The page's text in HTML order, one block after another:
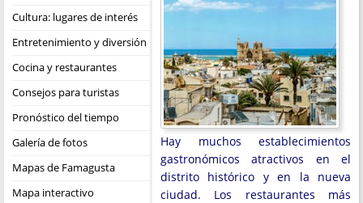
Cultura: lugares de interés
Entretenimiento y diversión
Cocina y restaurantes
Consejos para turistas
Pronóstico del tiempo
Galería de fotos
Mapas de Famagusta
Mapa interactivo
Hay muchos establecimientos
gastronómicos atractivos en el
distrito histórico y en la nueva
ciudad. Los restaurantes más